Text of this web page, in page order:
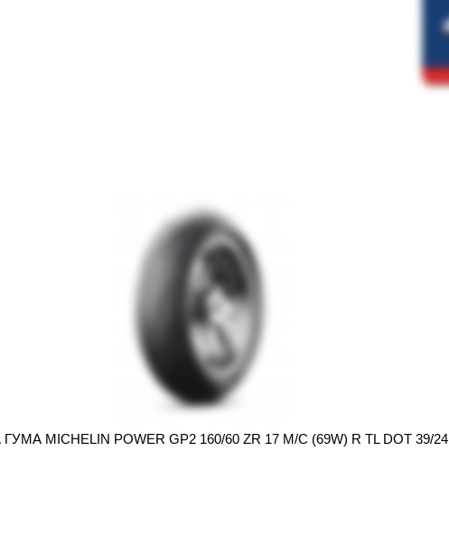
MICHELIN POWER GP2 160/60 ZR 17 M/C (69W) R TL DOT 39/24